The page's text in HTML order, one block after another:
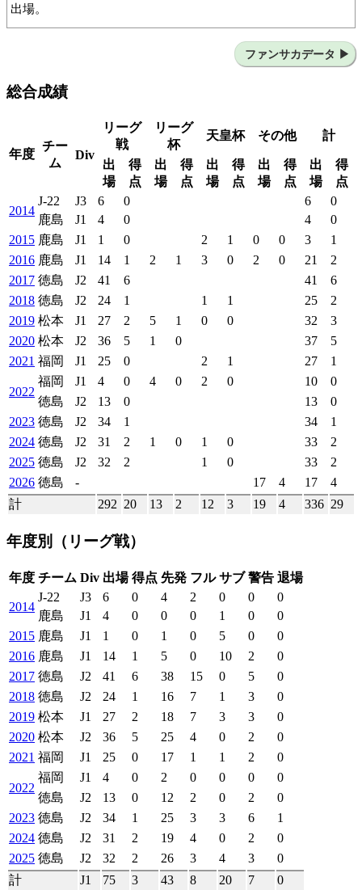
出場。
アビスパ福岡
ファンサカデータ
総合成績
年度
チー
ム
Div
リーグ
戦
リーグ
杯
天皇杯 その他 計
出
場
得
点
出
場
得
点
出
場
得
点
出
場
得
点
出
場
得
点
2014
J-22 J3 6 0 6
0
鹿島
J1 4 0 4
0
2015 鹿島 J1 1 0 2 1 0 0 3
1
2016 鹿島 J1 14 1 2 1 3 0 2 0 21
2
2017 徳島 J2 41 6 41
6
2018 徳島 J2 24 1 1 1 25
2
2019 松本 J1 27 2 5 1 0 0 32
3
2020 松本 J2 36 5 1 0 37
5
2021 福岡 J1 25 0 2 1 27 1
2022
福岡 J1 4 0 4 0 2 0 10
0
徳島
J2 13 0 13
0
2023 徳島 J2 34 1 34
1
2024 徳島 J2 31 2 1 0 1 0 33
2
2025 徳島 J2 32 2 1 0 33
2
2026 徳島 - 17 4 17
4
計
292 20 13 2 12 3 19 4 336 29
年度別 （リーグ戦）
年度 チーム Div 出場 得点 先発 フル サブ 警告 退場
2014
J-22 J3 6 0 4 2 0 0
0
鹿島
J1 4 0 0 0 1 0
0
2015 鹿島 J1 1 0 1 0 5 0
0
2016 鹿島 J1 14 1 5 0 10 2
0
2017 徳島 J2 41 6 38 15 0 5
0
2018 徳島 J2 24 1 16 7 1 3
0
2019 松本 J1 27 2 18 7 3 3
0
2020 松本 J2 36 5 25 4 0 2
0
2021 福岡 J1 25 0 17 1 1 2 0
2022
福岡 J1 4 0 2 0 0 0
0
徳島
J2 13 0 12 2 0 2
0
2023 徳島 J2 34 1 25 3 3 6
1
2024 徳島 J2 31 2 19 4 0 2
0
2025 徳島 J2 32 2 26 3 4 3
0
計
J1 75 3 43 8 20 7
0